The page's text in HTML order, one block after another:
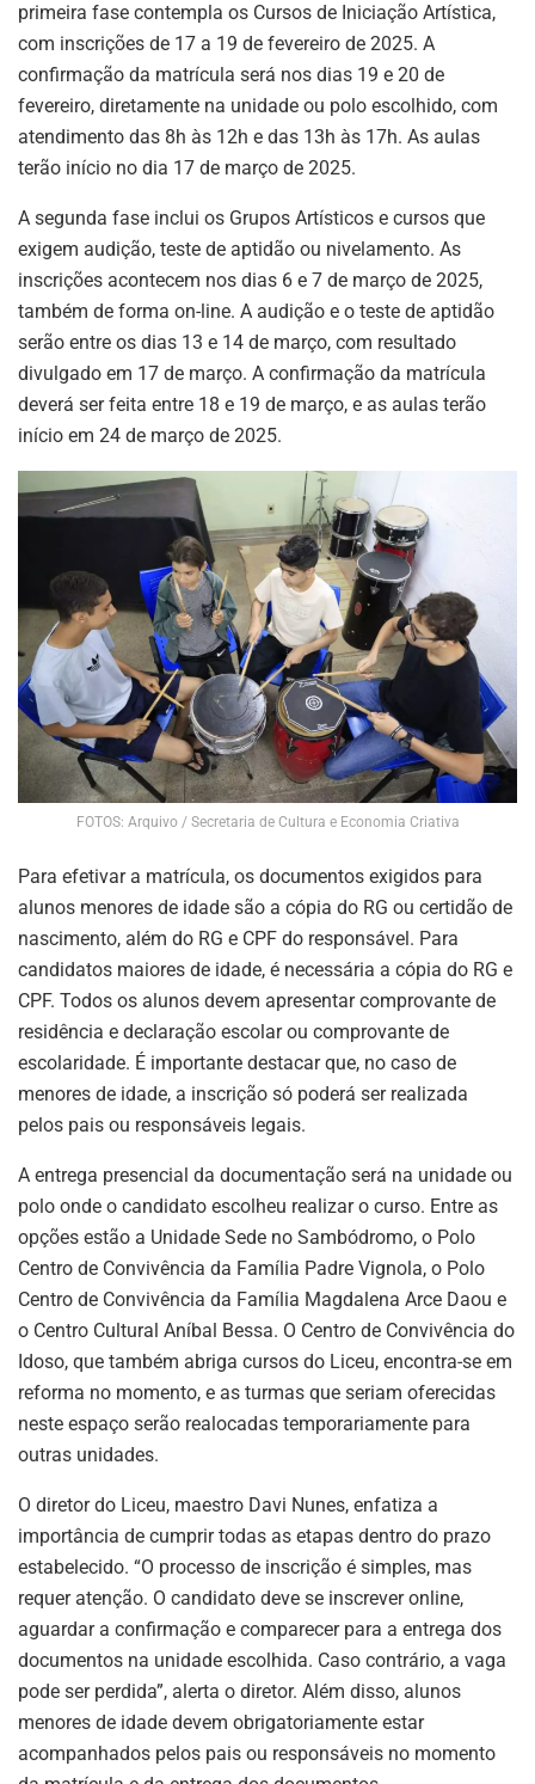
primeira fase contempla os Cursos de Iniciação Artística,
com inscrições de 17 a 19 de fevereiro de 2025. A
confirmação da matrícula será nos dias 19 e 20 de
fevereiro, diretamente na unidade ou polo escolhido, com
atendimento das 8h às 12h e das 13h às 17h. As aulas
terão início no dia 17 de março de 2025.
A segunda fase inclui os Grupos Artísticos e cursos que
exigem audição, teste de aptidão ou nivelamento. As
inscrições acontecem nos dias 6 e 7 de março de 2025,
também de forma on-line. A audição e o teste de aptidão
serão entre os dias 13 e 14 de março, com resultado
divulgado em 17 de março. A confirmação da matrícula
deverá ser feita entre 18 e 19 de março, e as aulas terão
início em 24 de março de 2025.
FOTOS: Arquivo / Secretaria de Cultura e Economia Criativa
Para efetivar a matrícula, os documentos exigidos para
alunos menores de idade são a cópia do RG ou certidão de
nascimento, além do RG e CPF do responsável. Para
candidatos maiores de idade, é necessária a cópia do RG e
CPF. Todos os alunos devem apresentar comprovante de
residência e declaração escolar ou comprovante de
escolaridade. É importante destacar que, no caso de
menores de idade, a inscrição só poderá ser realizada
pelos pais ou responsáveis legais.
A entrega presencial da documentação será na unidade ou
polo onde o candidato escolheu realizar o curso. Entre as
opções estão a Unidade Sede no Sambódromo, o Polo
Centro de Convivência da Família Padre Vignola, o Polo
Centro de Convivência da Família Magdalena Arce Daou e
o Centro Cultural Aníbal Bessa. O Centro de Convivência do
Idoso, que também abriga cursos do Liceu, encontra-se em
reforma no momento, e as turmas que seriam oferecidas
neste espaço serão realocadas temporariamente para
outras unidades.
O diretor do Liceu, maestro Davi Nunes, enfatiza a
importância de cumprir todas as etapas dentro do prazo
estabelecido. “O processo de inscrição é simples, mas
requer atenção. O candidato deve se inscrever online,
aguardar a confirmação e comparecer para a entrega dos
documentos na unidade escolhida. Caso contrário, a vaga
pode ser perdida”, alerta o diretor. Além disso, alunos
menores de idade devem obrigatoriamente estar
acompanhados pelos pais ou responsáveis no momento